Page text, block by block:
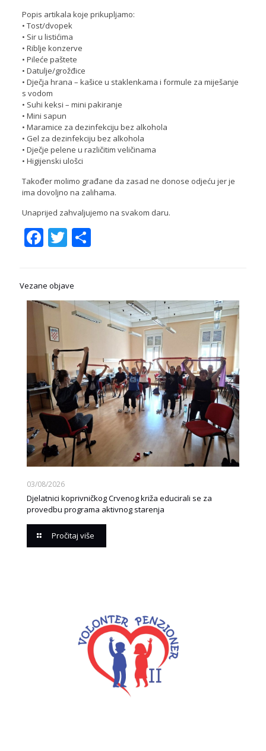
Popis artikala koje prikupljamo:
• Tost/dvopek
• Sir u listićima
• Riblje konzerve
• Pileće paštete
• Datulje/grožđice
• Dječja hrana – kašice u staklenkama i formule za miješanje
s vodom
• Suhi keksi – mini pakiranje
• Mini sapun
• Maramice za dezinfekciju bez alkohola
• Gel za dezinfekciju bez alkohola
• Dječje pelene u različitim veličinama
• Higijenski ulošci
Također molimo građane da zasad ne donose odjeću jer je
ima dovoljno na zalihama.
Unaprijed zahvaljujemo na svakom daru.
Facebook
Twitter
Share
Vezane objave
03/08/2026
Djelatnici koprivničkog Crvenog križa educirali se za
provedbu programa aktivnog starenja
Pročitaj više